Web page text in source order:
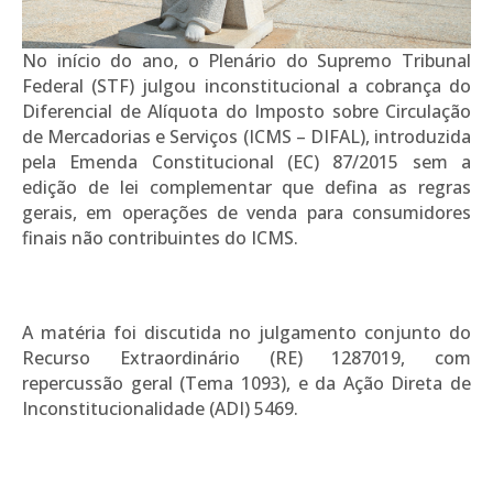
No início do ano, o Plenário do Supremo Tribunal
Federal (STF) julgou inconstitucional a cobrança do
Diferencial de Alíquota do Imposto sobre Circulação
de Mercadorias e Serviços (ICMS – DIFAL), introduzida
pela Emenda Constitucional (EC) 87/2015 sem a
edição de lei complementar que defina as regras
gerais, em operações de venda para consumidores
finais não contribuintes do ICMS.
A matéria foi discutida no julgamento conjunto do
Recurso Extraordinário (RE) 1287019, com
repercussão geral (Tema 1093), e da Ação Direta de
Inconstitucionalidade (ADI) 5469.